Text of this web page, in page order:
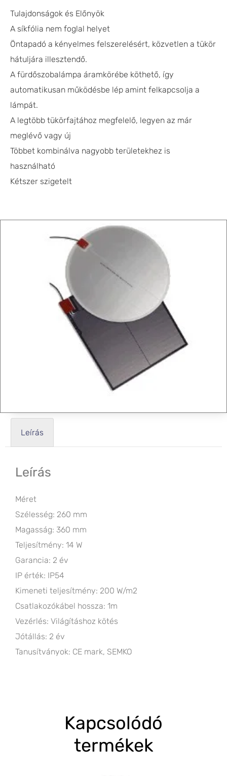
Tulajdonságok és Előnyök
A síkfólia nem foglal helyet
Öntapadó a kényelmes felszerelésért, közvetlen a tükör
hátuljára illesztendő.
A fürdőszobalámpa áramkörébe köthető, így
automatikusan működésbe lép amint felkapcsolja a
lámpát.
A legtöbb tükörfajtához megfelelő, legyen az már
meglévő vagy új
Többet kombinálva nagyobb területekhez is
használható
Kétszer szigetelt
Leírás
Leírás
Méret
Szélesség: 260 mm
Magasság: 360 mm
Teljesítmény: 14 W
Garancia: 2 év
IP érték: IP54
Kimeneti teljesítmény: 200 W/m2
Csatlakozókábel hossza: 1m
Vezérlés: Világításhoz kötés
Jótállás: 2 év
Tanusítványok: CE mark, SEMKO
Kapcsolódó
termékek